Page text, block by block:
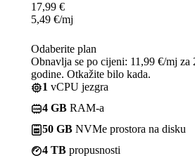
17,99 €
5,49 €/mj
Odaberite plan
Obnavlja se po cijeni: 11,99 €/mj za
godine. Otkažite bilo kada.
1 vCPU jezgra
4 GB RAM-a
50 GB NVMe prostora na disku
4 TB propusnosti